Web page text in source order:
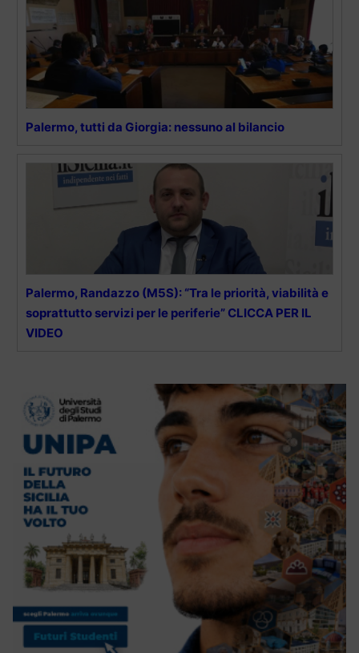
Palermo, tutti da Giorgia: nessuno al bilancio
Palermo, Randazzo (M5S): “Tra le priorità, viabilità e
soprattutto servizi per le periferie” CLICCA PER IL
VIDEO